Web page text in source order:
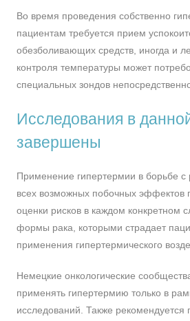
Во время проведения собственно
пациентам требуется прием
обезболивающих средств, иногда и
контроля температуры может
специальных зондов
Исследования в
завершены
Применение гипертермии в борьбе с
всех возможных побочных эффектов
оценки рисков в каждом конкретном
формы рака, которыми страдает
применения гипертермического
Немецкие онкологические
применять гипертермию только в
исследований. Также рекомендуется